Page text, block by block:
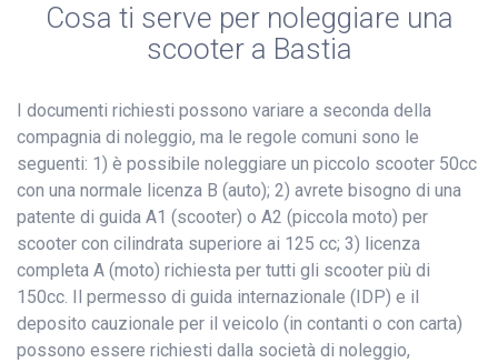
Cosa ti serve per noleggiare una
scooter a Bastia
I documenti richiesti possono variare a seconda della
compagnia di noleggio, ma le regole comuni sono le
seguenti: 1) è possibile noleggiare un piccolo scooter 50cc
con una normale licenza B (auto); 2) avrete bisogno di una
patente di guida A1 (scooter) o A2 (piccola moto) per
scooter con cilindrata superiore ai 125 cc; 3) licenza
completa A (moto) richiesta per tutti gli scooter più di
150cc. Il permesso di guida internazionale (IDP) e il
deposito cauzionale per il veicolo (in contanti o con carta)
possono essere richiesti dalla società di noleggio,